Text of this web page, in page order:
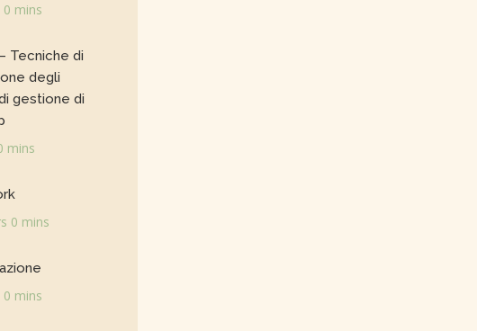
mins
Tecniche di
degli
gestione di
mins
0 mins
mins